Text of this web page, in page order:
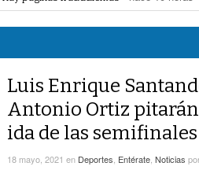
hace 12 horas -
Hay Que Esperar A Que Se Pongan
Acuerdo Los Alcaldes: Presidente De
hace 14 horas -
programadas en Gómez Palacio-
obliga a Lerdo a ajustar
las víctimas y contra la tortura
Luis Enrique
Antonio Ortiz pitarán
ida de las semifinales
18 mayo, 2021 en Deportes Entérate Noticias